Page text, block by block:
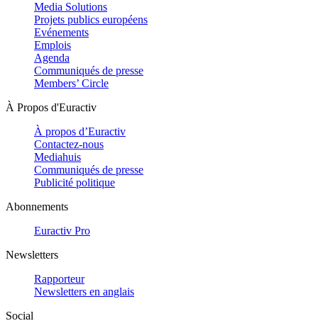
Media Solutions
Projets publics européens
Evénements
Emplois
Agenda
Communiqués de presse
Members’ Circle
À Propos d'Euractiv
À propos d’Euractiv
Contactez-nous
Mediahuis
Communiqués de presse
Publicité politique
Abonnements
Euractiv Pro
Newsletters
Rapporteur
Newsletters en anglais
Social